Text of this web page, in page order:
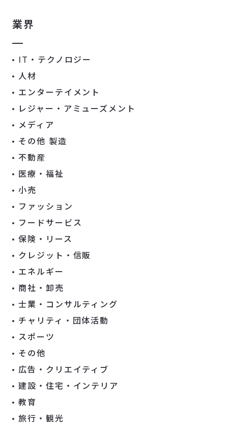
業界
IT・テクノロジー
人材
エンターテイメント
レジャー・アミューズメント
メディア
その他 製造
不動産
医療・福祉
小売
ファッション
フードサービス
保険・リース
クレジット・信販
エネルギー
商社・卸売
士業・コンサルティング
チャリティ・団体活動
スポーツ
その他
広告・クリエイティブ
建設・住宅・インテリア
教育
旅行・観光